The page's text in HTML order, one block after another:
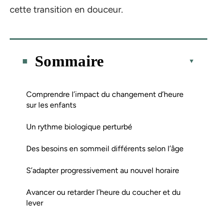
cette transition en douceur.
Sommaire
Comprendre l’impact du changement d’heure
sur les enfants
Un rythme biologique perturbé
Des besoins en sommeil différents selon l’âge
S’adapter progressivement au nouvel horaire
Avancer ou retarder l’heure du coucher et du
lever